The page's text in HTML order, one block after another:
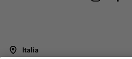
Italia